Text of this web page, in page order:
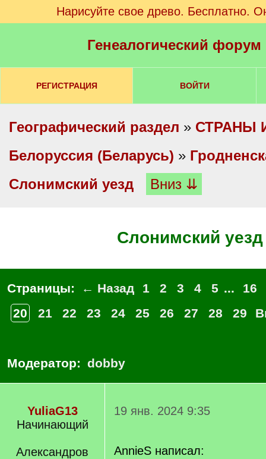
Нарисуйте свое древо. Бесплатно.
Генеалогический
РЕГИСТРАЦИЯ ВОЙТИ
Географический раздел » СТРАНЫ
Белоруссия (Беларусь) »
Слонимский уезд
Вниз ⇊
Слонимский уезд
Страницы: ← Назад 1 2 3 4 5 ...
16
20
21 22 23 24 25 26 27 28 29
Модератор: dobby
YuliaG13
Начинающий
Александров
19 янв. 2024 9:35
AnnieS написал: